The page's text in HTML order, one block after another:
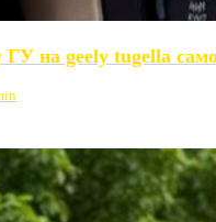
на geely tugella